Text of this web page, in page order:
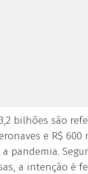
bilhões são
e R$
pandemia.
a intenção é